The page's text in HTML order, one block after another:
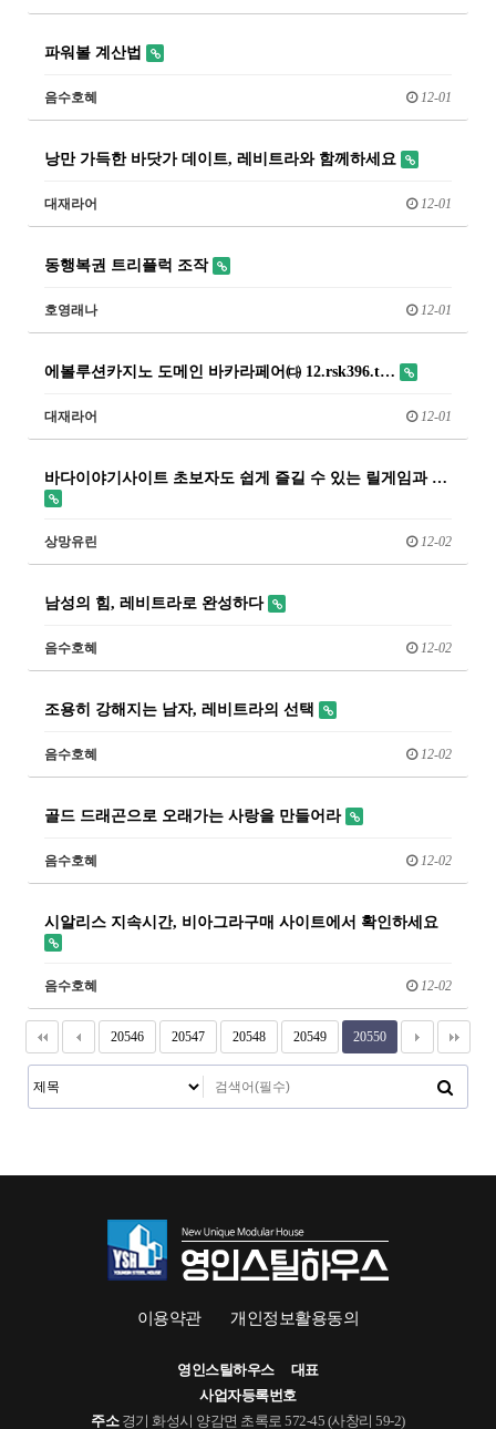
파워볼 계산법
음수호혜 12-01
낭만 가득한 바닷가 데이트, 레비트라와 함께하세요
대재라어 12-01
동행복권 트리플럭 조작
호영래나 12-01
에볼루션카지노 도메인 바카라페어㈐ 12.rsk396.t…
대재라어 12-01
바다이야기사이트 초보자도 쉽게 즐길 수 있는 릴게임과 …
상망유린 12-02
남성의 힘, 레비트라로 완성하다
음수호혜 12-02
조용히 강해지는 남자, 레비트라의 선택
음수호혜 12-02
골드 드래곤으로 오래가는 사랑을 만들어라
음수호혜 12-02
시알리스 지속시간, 비아그라구매 사이트에서 확인하세요
음수호혜 12-02
20546 20547 20548 20549 20550
이용약관 개인정보활용동의
영인스틸하우스
대표
사업자등록번호
주소경기 화성시 양감면 초록로 572-45 (사창리 59-2)